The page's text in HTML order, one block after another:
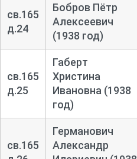
св.165
д.24
Бобров Пётр
Алексеевич
(1938 год)
св.165
д.25
Габерт
Христина
Ивановна (1938
год)
св.165
Германович
Александр